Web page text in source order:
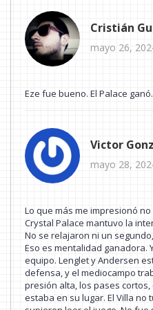
Cristián
mayo 26,
Eze fue bueno. El Palace
Victor
mayo 28,
Lo que más me impresionó
Crystal Palace mantuvo la
No se relajaron ni un
Eso es mentalidad ganadora.
equipo. Lenglet y Andersen
defensa, y el mediocampo
presión alta, los pases
estaba en su lugar. El Villa